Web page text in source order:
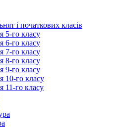
і початкових класів
5-го класу
6-го класу
7-го класу
8-го класу
9-го класу
10-го класу
11-го класу